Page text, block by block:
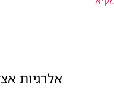
אלרגיות